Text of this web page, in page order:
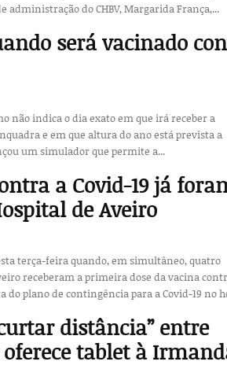
administração do CHBV, Margarida França,...
será vacinado
e em que altura do ano está prevista a
um simulador que permite a...
a Covid-19 já
de Aveiro
terça-feira quando, em simultâneo, quatro
receberam a primeira dose da vacina
do plano de contingência para a Covid-19 no
distância” entre
tablet à